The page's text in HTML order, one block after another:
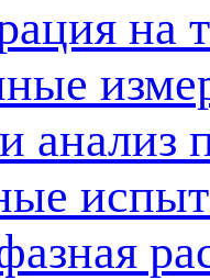
на
анализ